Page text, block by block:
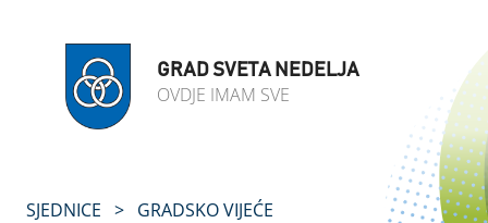
GRAD SVETA NEDELJA
OVDJE IMAM SVE
SJEDNICE > GRADSKO VIJEĆE